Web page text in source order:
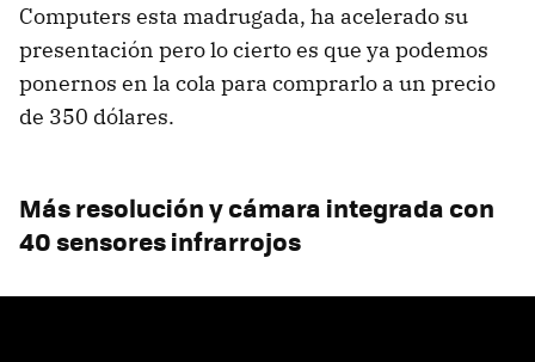
Computers esta madrugada, ha acelerado su
presentación pero lo cierto es que ya podemos
ponernos en la cola para comprarlo a un precio
de 350 dólares.
Más resolución y cámara integrada con
40 sensores infrarrojos